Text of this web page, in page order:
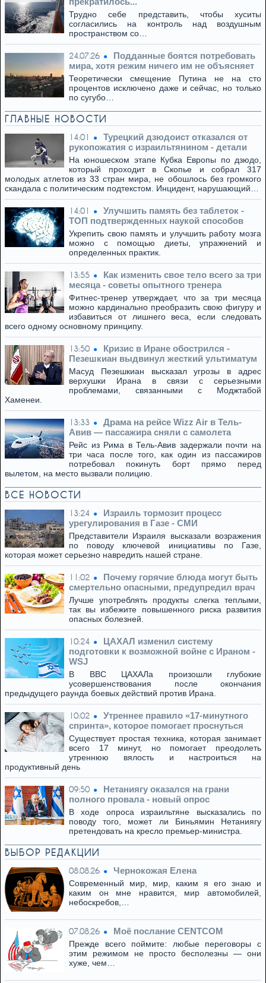
Трудно себе представить, чтобы хуситы
согласились на контроль над воздушным
пространством со…
24.07.26
Подданные боятся потребовать
мира, хотя режим ничего им не объясняет
Теоретически смещение Путина не на сто
процентов исключено даже и сейчас, но только
по сугубо…
ГЛАВНЫЕ НОВОСТИ
14:01
Турецкий дзюдоист отказался от
рукопожатия с израильтянином - детали
На юношеском этапе Кубка Европы по дзюдо,
который проходит в Скопье и собрал 317
молодых атлетов из 33 стран мира, не обошлось без громкого
скандала с политическим подтекстом. Инцидент, нарушающий…
14:01
Улучшить память без таблеток -
ТОП подтвержденных наукой способов
Укрепить свою память и улучшить работу мозга
можно с помощью диеты, упражнений и
определенных практик.
13:55
Как изменить свое тело всего за три
месяца - советы опытного тренера
Фитнес-тренер утверждает, что за три месяца
можно кардинально преобразить свою фигуру и
избавиться от лишнего веса, если следовать
всего одному основному принципу.
13:50
Кризис в Иране обострился -
Пезешкиан выдвинул жесткий ультиматум
Масуд Пезешкиан высказал угрозы в адрес
верхушки Ирана в связи с серьезными
проблемами, связанными с Моджтабой
Хаменеи.
13:33
Драма на рейсе Wizz Air в Тель-
Авив — пассажира сняли с самолета
Рейс из Рима в Тель-Авив задержали почти на
три часа после того, как один из пассажиров
потребовал покинуть борт прямо перед
вылетом, на место вызвали полицию.
ВСЕ НОВОСТИ
13:24
Израиль тормозит процесс
урегулирования в Газе - СМИ
Представители Израиля высказали возражения
по поводу ключевой инициативы по Газе,
которая может серьезно навредить нашей стране.
11:02
Почему горячие блюда могут быть
смертельно опасными, предупредил врач
Лучше употреблять продукты слегка теплыми,
так вы избежите повышенного риска развития
опасных болезней.
10:24
ЦАХАЛ изменил систему
подготовки к возможной войне с Ираном -
WSJ
В ВВС ЦАХАЛа произошли глубокие
усовершенствования после окончания
предыдущего раунда боевых действий против Ирана.
10:02
Утреннее правило «17-минутного
спринта», которое помогает проснуться
Существует простая техника, которая занимает
всего 17 минут, но помогает преодолеть
утреннюю вялость и настроиться на
продуктивный день
09:50
Нетаниягу оказался на грани
полного провала - новый опрос
В ходе опроса израильтяне высказались по
поводу того, может ли Биньямин Нетаниягу
претендовать на кресло премьер-министра.
ВЫБОР РЕДАКЦИИ
08.08.26 Чернокожая Елена
Современный мир, мир, каким я его знаю и
каким он мне нравится, мир автомобилей,
небоскребов,…
07.08.26 Моё послание CENTCOM
Прежде всего поймите: любые переговоры с
этим режимом не просто бесполезны — они
хуже, чем…